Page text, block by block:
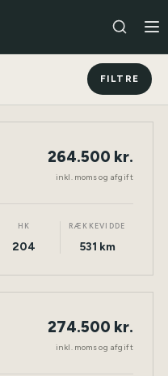
FILTRE
ELEKTRISK TØNDER
264.500 kr.
inkl. moms og afgift
HK
204
RÆKKEVIDDE
531 km
ELEKTRISK TØNDER
274.500 kr.
inkl. moms og afgift